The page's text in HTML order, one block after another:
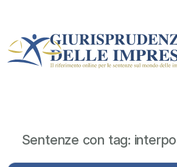
Sentenze con tag: